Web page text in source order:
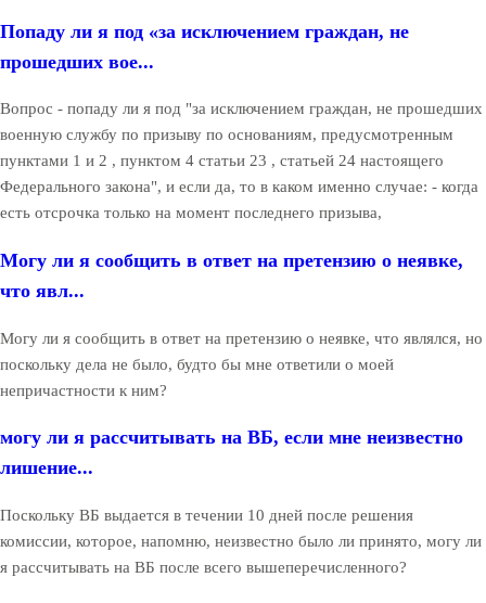
Попаду ли я под «за исключением граждан, не
прошедших вое...
Вопрос - попаду ли я под "за исключением граждан, не прошедших
военную службу по призыву по основаниям, предусмотренным
пунктами 1 и 2 , пунктом 4 статьи 23 , статьей 24 настоящего
Федерального закона", и если да, то в каком именно случае: - когда
есть отсрочка только на момент последнего призыва,
Могу ли я сообщить в ответ на претензию о неявке,
что явл...
Могу ли я сообщить в ответ на претензию о неявке, что являлся, но
поскольку дела не было, будто бы мне ответили о моей
непричастности к ним?
могу ли я рассчитывать на ВБ, если мне неизвестно
лишение...
Поскольку ВБ выдается в течении 10 дней после решения
комиссии, которое, напомню, неизвестно было ли принято, могу ли
я рассчитывать на ВБ после всего вышеперечисленного?